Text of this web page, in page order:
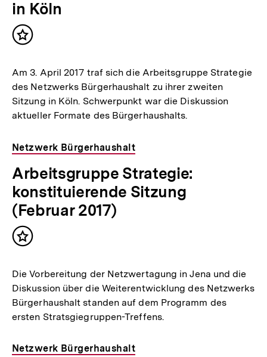
in Köln
Inhalt
Am 3. April 2017 traf sich die Arbeitsgruppe Strategie
des Netzwerks Bürgerhaushalt zu ihrer zweiten
Sitzung in Köln. Schwerpunkt war die Diskussion
aktueller Formate des Bürgerhaushalts.
Netzwerk Bürgerhaushalt
Arbeitsgruppe Strategie:
konstituierende Sitzung
(Februar 2017)
Inhalt
Die Vorbereitung der Netzwertagung in Jena und die
Diskussion über die Weiterentwicklung des Netzwerks
Bürgerhaushalt standen auf dem Programm des
ersten Stratsgiegruppen-Treffens.
Netzwerk Bürgerhaushalt